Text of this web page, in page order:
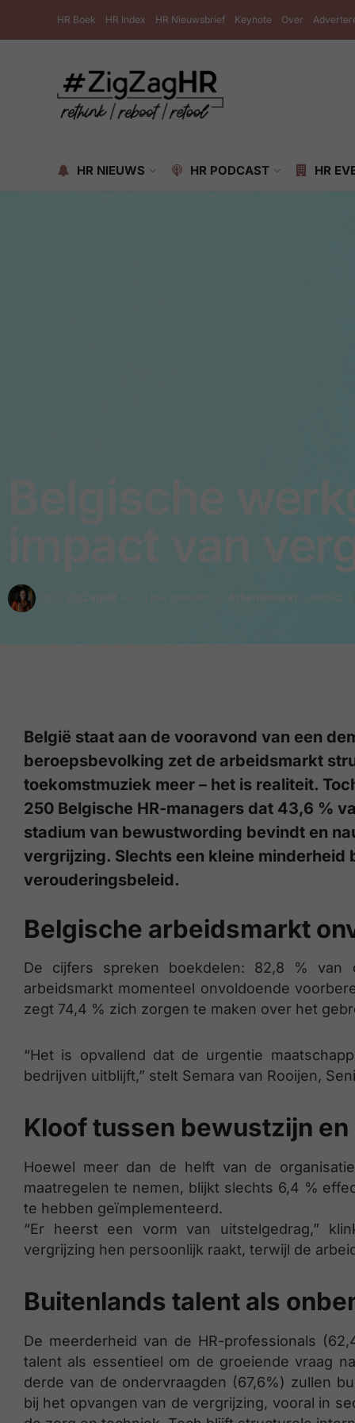
HR Boek HR Index HR Nieuwsbrief Keynote Over
HR NIEUWS HR PODCAST HR
Belgische
impact van
Arbeidsmarkt Leestijd:
België staat aan de vooravond van een
beroepsbevolking zet de arbeidsmarkt
toekomstmuziek meer – het is realiteit.
250 Belgische HR-managers dat 43,6 %
stadium van bewustwording bevindt en
vergrijzing. Slechts een kleine
verouderingsbeleid.
Belgische arbeidsmarkt
De cijfers spreken boekdelen: 82,8 % van
arbeidsmarkt momenteel onvoldoende
zegt 74,4 % zich zorgen te maken over het
“Het is opvallend dat de urgentie
bedrijven uitblijft,” stelt Semara van Rooijen,
Kloof tussen bewustzijn en
Hoewel meer dan de helft van de
maatregelen te nemen, blijkt slechts 6,4 %
te hebben geïmplementeerd.
“Er heerst een vorm van uitstelgedrag,”
vergrijzing hen persoonlijk raakt, terwijl de
Buitenlands talent als
De meerderheid van de HR-professionals
talent als essentieel om de groeiende vraag
derde van de ondervraagden (67,6%) zullen
bij het opvangen van de vergrijzing, vooral in